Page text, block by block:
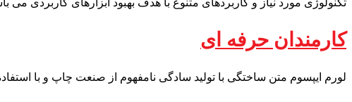
کارمندان حرفه ای
لورم ایپسوم متن ساختگی با تولید سادگی نامفهوم از صنعت چاپ و با